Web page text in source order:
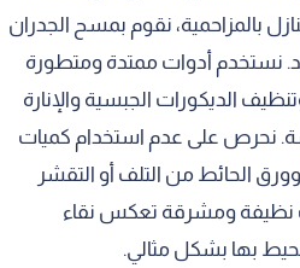
بالمزاحمية، نقوم بمسح الجدران
نستخدم أدوات ممتدة ومتطورة
الديكورات الجبسية والإنارة
نحرص على عدم استخدام كميات
وورق الحائط من التلف أو التقشر
نظيفة ومشرقة تعكس نقاء
بها بشكل مثالي.